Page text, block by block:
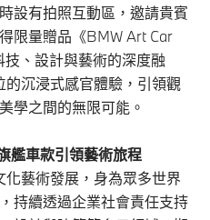
設有拍照互動區，邀請貴賓
限量贈品《BMW Art Car
、設計與藝術的深度融
沉浸式感官體驗，引領觀
學之間的無限可能。
艦車款引領藝術旅程
藝術發展，身為眾多世界
持續透過企業社會責任支持